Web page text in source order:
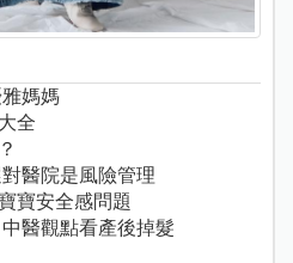
媽媽
全
醫院是風險管理
寶安全感問題
醫觀點看產後掉髮